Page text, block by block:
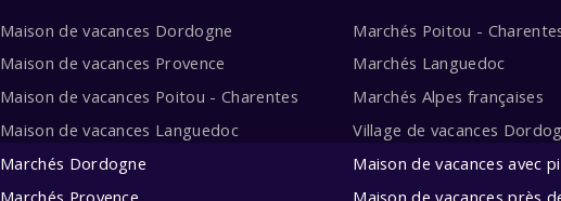
Maison de vacances Dordogne
Maison de vacances Provence
Maison de vacances Poitou - Charentes
Maison de vacances Languedoc
Marchés Dordogne
Marchés Poitou -
Marchés Languedoc
Marchés Alpes françaises
Village de vacances
Maison de vacances avec